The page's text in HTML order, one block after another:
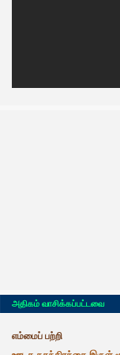
அதிகம் வாசிக்கப்பட்டவை
எம்மைப் பற்றி